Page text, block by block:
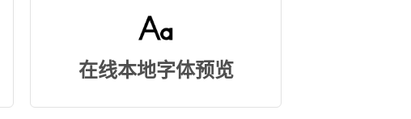
在线本地字体预览